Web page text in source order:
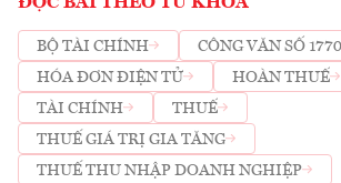
ĐỌC BÀI THEO TỪ KHOÁ
BỘ TÀI CHÍNH
CÔNG VĂN SỐ
HÓA ĐƠN ĐIỆN TỬ
HOÀN THUẾ
TÀI CHÍNH
THUẾ
THUẾ GIÁ TRỊ GIA TĂNG
THUẾ THU NHẬP DOANH NGHIỆP